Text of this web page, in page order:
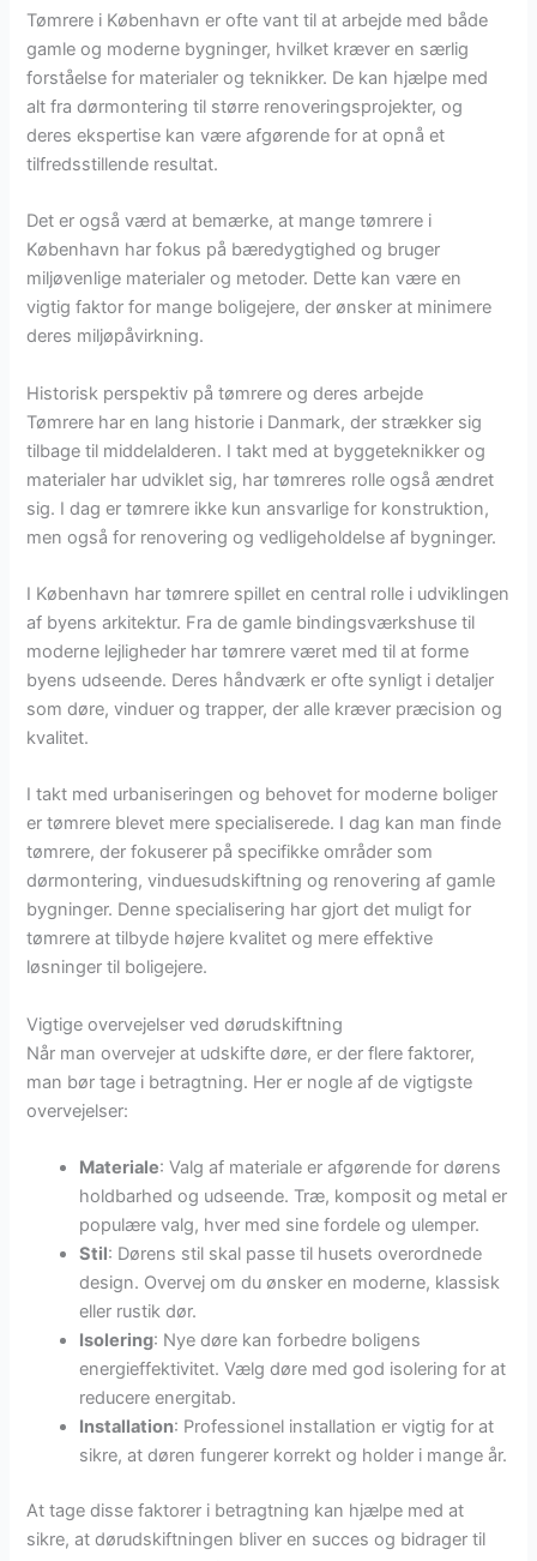
Tømrere i København er ofte vant til at arbejde med både
gamle og moderne bygninger, hvilket kræver en særlig
forståelse for materialer og teknikker. De kan hjælpe med
alt fra dørmontering til større renoveringsprojekter, og
deres ekspertise kan være afgørende for at opnå et
tilfredsstillende resultat.
Det er også værd at bemærke, at mange tømrere i
København har fokus på bæredygtighed og bruger
miljøvenlige materialer og metoder. Dette kan være en
vigtig faktor for mange boligejere, der ønsker at minimere
deres miljøpåvirkning.
Historisk perspektiv på tømrere og deres arbejde
Tømrere har en lang historie i Danmark, der strækker sig
tilbage til middelalderen. I takt med at byggeteknikker og
materialer har udviklet sig, har tømreres rolle også ændret
sig. I dag er tømrere ikke kun ansvarlige for konstruktion,
men også for renovering og vedligeholdelse af bygninger.
I København har tømrere spillet en central rolle i udviklingen
af byens arkitektur. Fra de gamle bindingsværkshuse til
moderne lejligheder har tømrere været med til at forme
byens udseende. Deres håndværk er ofte synligt i detaljer
som døre, vinduer og trapper, der alle kræver præcision og
kvalitet.
I takt med urbaniseringen og behovet for moderne boliger
er tømrere blevet mere specialiserede. I dag kan man finde
tømrere, der fokuserer på specifikke områder som
dørmontering, vinduesudskiftning og renovering af gamle
bygninger. Denne specialisering har gjort det muligt for
tømrere at tilbyde højere kvalitet og mere effektive
løsninger til boligejere.
Vigtige overvejelser ved dørudskiftning
Når man overvejer at udskifte døre, er der flere faktorer,
man bør tage i betragtning. Her er nogle af de vigtigste
overvejelser:
Materiale: Valg af materiale er afgørende for dørens
holdbarhed og udseende. Træ, komposit og metal er
populære valg, hver med sine fordele og ulemper.
Stil: Dørens stil skal passe til husets overordnede
design. Overvej om du ønsker en moderne, klassisk
eller rustik dør.
Isolering: Nye døre kan forbedre boligens
energieffektivitet. Vælg døre med god isolering for at
reducere energitab.
Installation: Professionel installation er vigtig for at
sikre, at døren fungerer korrekt og holder i mange år.
At tage disse faktorer i betragtning kan hjælpe med at
sikre, at dørudskiftningen bliver en succes og bidrager til